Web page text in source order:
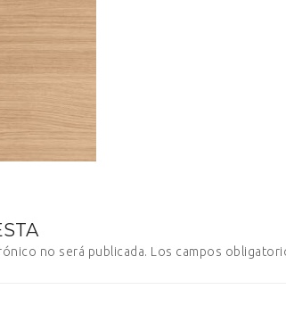
no será publicada. Los campos